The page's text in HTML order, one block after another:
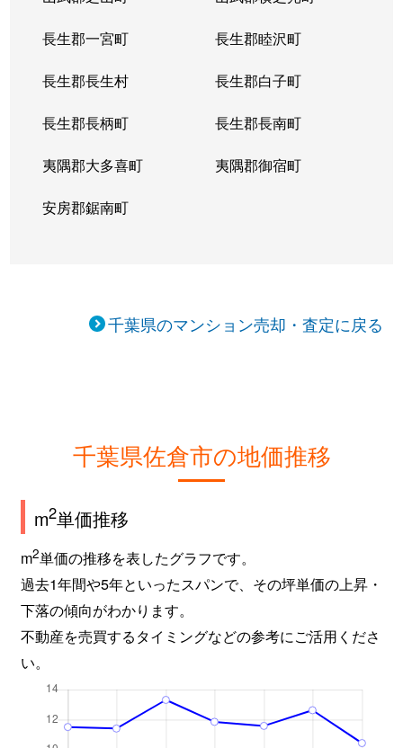
長生郡一宮町 長生郡睦沢町
長生郡長生村 長生郡白子町
長生郡長柄町 長生郡長南町
夷隅郡大多喜町 夷隅郡御宿町
安房郡鋸南町
千葉県のマンション売却・査定に戻る
千葉県佐倉市の地価推移
m2単価推移
m2単価の推移を表したグラフです。
過去1年間や5年といったスパンで、その坪単価の上昇・
下落の傾向がわかります。
不動産を売買するタイミングなどの参考にご活用くださ
い。